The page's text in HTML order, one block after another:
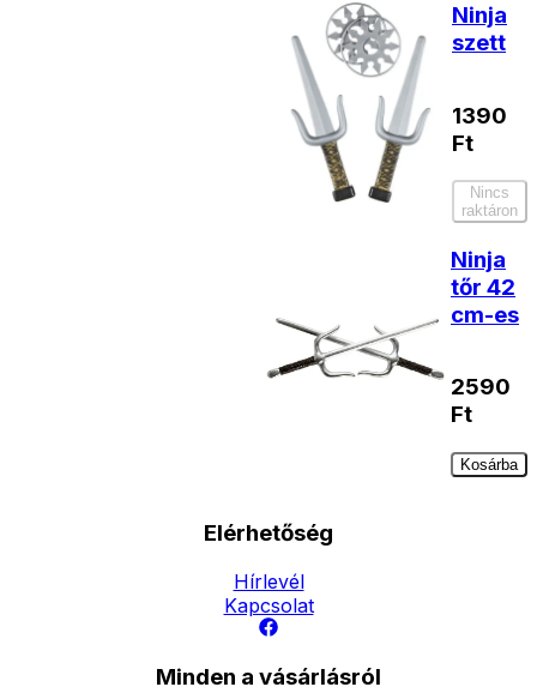
Ninja
szett
1390
Ft
Nincs
raktáron
Ninja
tőr 42
cm-es
2590
Ft
Kosárba
Elérhetőség
Hírlevél
Kapcsolat
Minden a vásárlásról